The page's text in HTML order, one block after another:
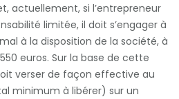
actuellement, si l’entrepreneur
limitée, il doit s’engager à
à la disposition de la société, à
euros. Sur la base de cette
verser de façon effective au
minimum à libérer) sur un